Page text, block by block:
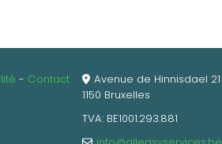
Contact
Avenue de Hinnisdael 21
1150 Bruxelles
TVA: BE1001.293.881